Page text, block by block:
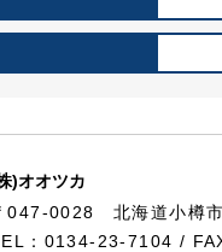
)オオツカ
047-0028 北海道小樽
：0134-23-7104 /